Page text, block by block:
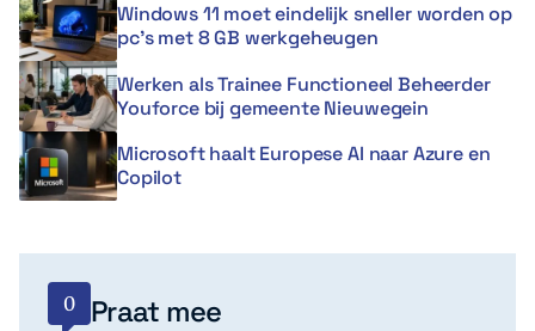
Windows 11 moet eindelijk sneller worden op
pc’s met 8 GB werkgeheugen
Werken als Trainee Functioneel Beheerder
Youforce bij gemeente Nieuwegein
Microsoft haalt Europese AI naar Azure en
Copilot
0 Praat mee